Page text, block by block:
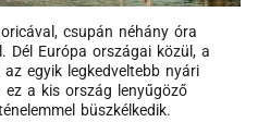
csupán néhány óra
Európa országai közül, a
egyik legkedveltebb nyári
ez a kis ország lenyűgöző
büszkélkedik.